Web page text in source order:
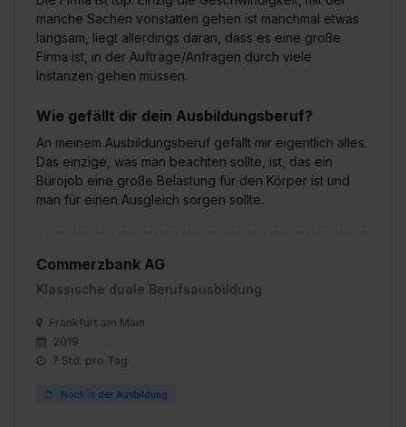
manche Sachen vonstatten gehen ist manchmal etwas
langsam, liegt allerdings daran, dass es eine große
Firma ist, in der Aufträge/Anfragen durch viele
Instanzen gehen müssen.
Wie gefällt dir dein Ausbildungsberuf?
An meinem Ausbildungsberuf gefällt mir eigentlich alles.
Das einzige, was man beachten sollte, ist, das ein
Bürojob eine große Belastung für den Körper ist und
man für einen Ausgleich sorgen sollte.
Commerzbank AG
Klassische duale Berufsausbildung
Frankfurt am Main
2019
7 Std. pro Tag
Noch in der Ausbildung